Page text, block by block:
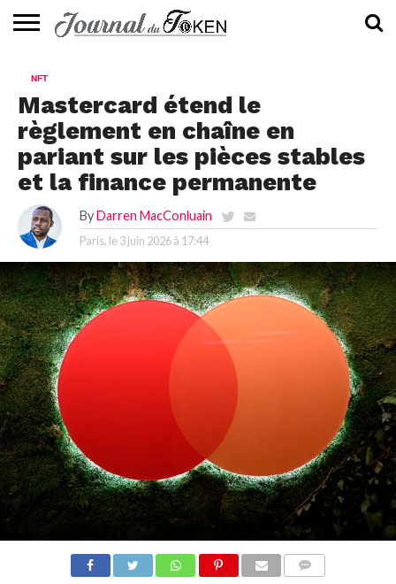
📰
EVALUATION
GUIDE
TENDANCES
À
CONTACTEZ-
NFT
Mastercard étend le
règlement en chaîne en
pariant sur les pièces stables
et la finance permanente
By Darren MacConluain
Paris, le 3 juin 2026 à 17:44